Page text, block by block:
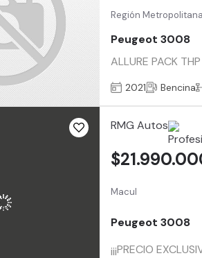
Región Metropolitana
Peugeot 3008
ALLURE PACK
2021 Bencina
RMG Autos
Macul
Peugeot 3008
¡¡¡PRECIO